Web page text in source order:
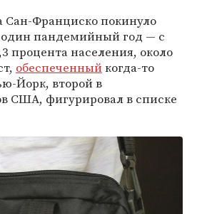
Сан-Франциско покинуло
один пандемийный год — с
процента населения, около
обеспеченныйкогда-то
Йорк, второй в
США, фигурировал в списке